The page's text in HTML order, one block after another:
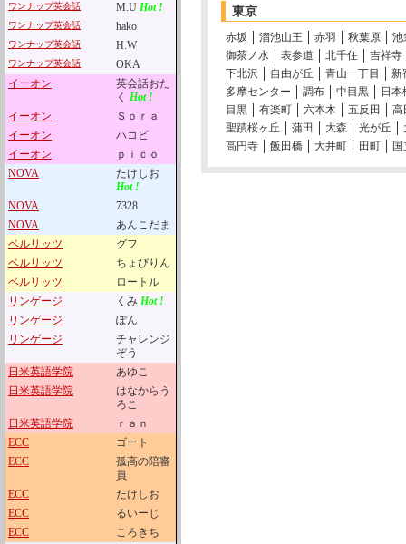
ワンナップ英会話 M.U Hot !
ワンナップ英会話 hako
ワンナップ英会話 H.W
ワンナップ英会話
OKA
イーオン
英会話おた
く Hot !
イーオン
Ｓｏｒａ
イーオン
ハコビ
イーオン
ｐｉｃｏ
NOVA
たけしお
Hot !
NOVA
7328
NOVA
あんこだま
ベルリッツ
グフ
ベルリッツ
ちょびりん
ベルリッツ
ロートル
リンゲージ
くみ Hot !
リンゲージ
ぽん
リンゲージ
チャレンジ
ぞう
日米英語学院
あゆこ
日米英語学院
はなからう
ろこ
日米英語学院
ｒａｎ
ECC
ゴート
ECC
孤高の陪審
員
ECC
たけしお
ECC
るいーじ
ECC
ころきち
東京
赤坂 溜池山王 赤羽 秋葉原
池
御茶ノ水
表参道 北千住
吉祥寺
下北沢
自由が丘 青山一丁目
新
多摩センター
調布 中目黒
日本
目黒
有楽町 六本木 五反田
高
聖蹟桜ヶ丘
蒲田 大森 光が丘
高円寺
飯田橋 大井町 田町